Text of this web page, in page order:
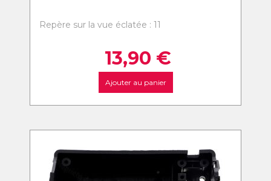
Repère sur la vue éclatée : 11
13,90 €
Ajouter au panier